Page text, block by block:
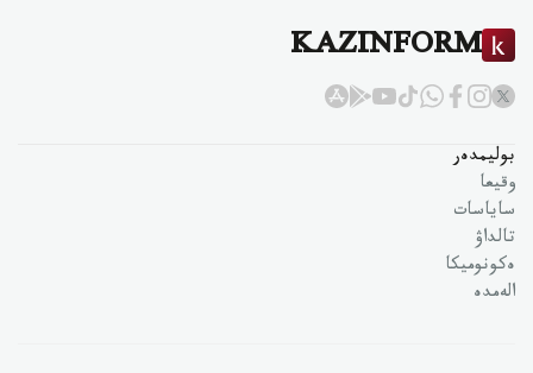
KAZINFORM
بوليمدەر
وقيعا
ساياسات
تالداۋ
ەكونوميكا
الەمدە